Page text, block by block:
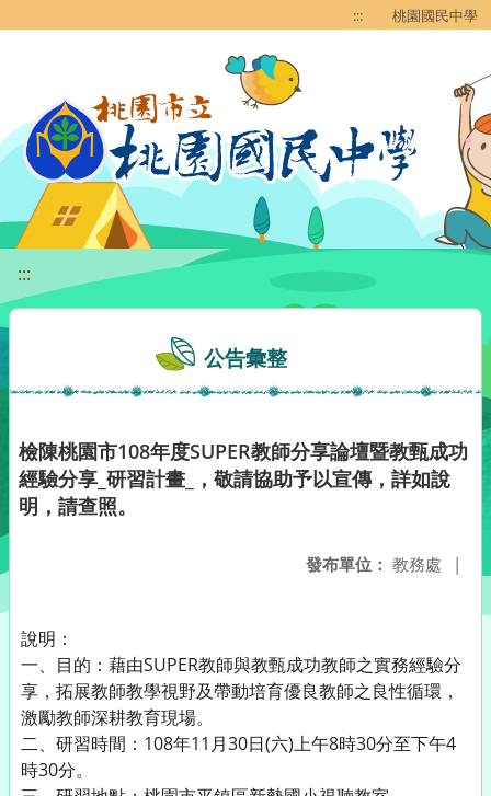
::: 桃園國民中學
:::
公告彙整
檢陳桃園市108年度SUPER教師分享論壇暨教甄成功
經驗分享_研習計畫_，敬請協助予以宣傳，詳如說
明，請查照。
發布單位： 教務處 |
說明：
一、目的：藉由SUPER教師與教甄成功教師之實務經驗分
享，拓展教師教學視野及帶動培育優良教師之良性循環，
激勵教師深耕教育現場。
二、研習時間：108年11月30日(六)上午8時30分至下午4
時30分。